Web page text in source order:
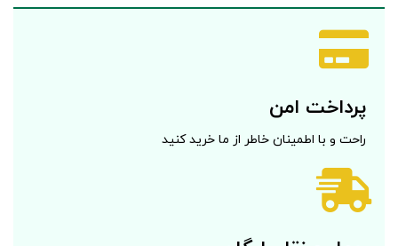
پرداخت امن
راحت و با اطمینان خاطر از ما خرید کنید